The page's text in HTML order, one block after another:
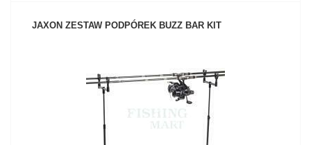
JAXON ZESTAW PODPÓREK BUZZ BAR KIT
ZOBACZ PRODUKT